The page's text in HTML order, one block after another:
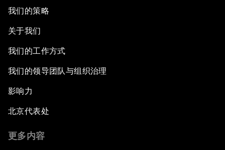
我们的策略
关于我们
我们的工作方式
我们的领导团队与组织治理
影响力
北京代表处
更多内容